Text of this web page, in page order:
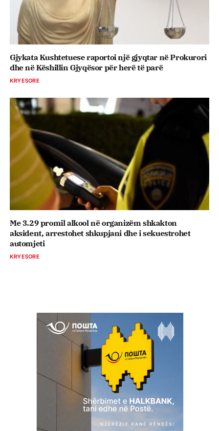
Gjykata Kushtetuese raportoi një gjyqtar në Prokurori
dhe në Këshillin Gjyqësor për herë të parë
KRYESORE
Me 3.29 promil alkool në organizëm shkakton
aksident, arrestohet shkupjani dhe i sekuestrohet
automjeti
KRYESORE